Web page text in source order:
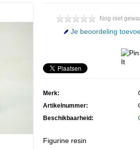
Nog niet
Je beoordeling
Merk:
Artikelnummer:
Beschikbaarheid:
Figurine resin